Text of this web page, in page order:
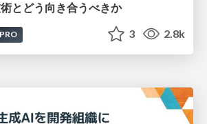
とどう向き合うべきか
PRO 3 2.8k